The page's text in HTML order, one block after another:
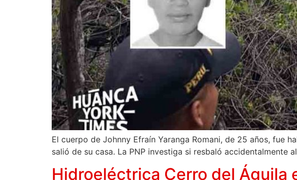
El cuerpo de Johnny Efraín Yaranga Romani, de 25 años, fue
salió de su casa. La PNP investiga si resbaló accidentalmente
Hidroeléctrica Cerro del Águila